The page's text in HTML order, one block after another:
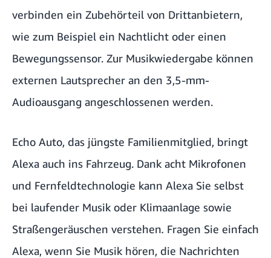
verbinden ein Zubehörteil von Drittanbietern,
wie zum Beispiel ein Nachtlicht oder einen
Bewegungssensor. Zur Musikwiedergabe können
externen Lautsprecher an den 3,5-mm-
Audioausgang angeschlossenen werden.
Echo Auto, das jüngste Familienmitglied, bringt
Alexa auch ins Fahrzeug. Dank acht Mikrofonen
und Fernfeldtechnologie kann Alexa Sie selbst
bei laufender Musik oder Klimaanlage sowie
Straßengeräuschen verstehen. Fragen Sie einfach
Alexa, wenn Sie Musik hören, die Nachrichten